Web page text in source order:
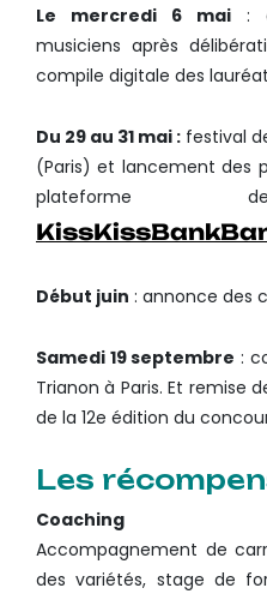
Le mercredi 6 mai :
musiciens après
compile digitale des
Du 29 au 31 mai : festival
(Paris) et lancement des
plateforme
Début juin : annonce des
Samedi 19 septembre :
Trianon à Paris. Et remise
de la 12e édition du
Les
Coaching
Accompagnement de
des variétés, stage de